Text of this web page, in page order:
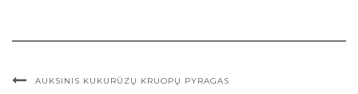
AUKSINIS KUKURŪZŲ KRUOPŲ PYRAGAS